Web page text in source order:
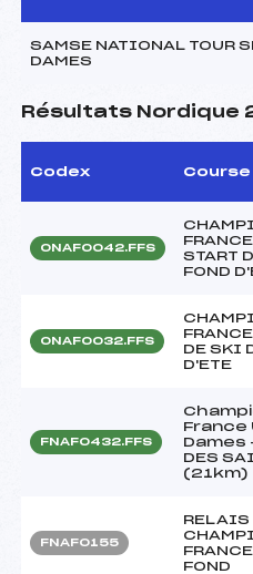
SAMSE NATIONAL TOUR
DAMES
Résultats Nordique
Codex Course
ONAF0042.FFS
START
FOND
ONAF0032.FFS
DE SKI
D'ETE
FNAF0432.FFS
France
Dames
DES
(21km)
FNAF0155
RELAIS
FOND